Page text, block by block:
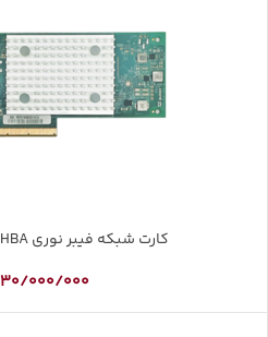
کارت شبکه فیبر نوری HPE SN1100Q 16GB HBA
30/000/000